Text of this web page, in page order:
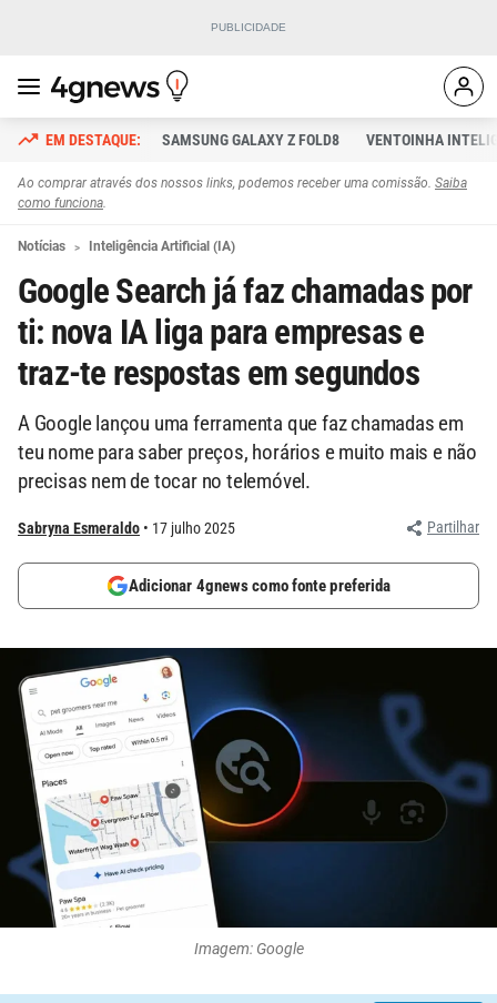
SAMSUNG GALAXY Z FOLD8 VENTOINHA
Ao comprar através dos nossos links, podemos receber uma comissão. Saiba
como funciona.
Notícias Inteligência Artificial (IA)
Google Search já faz chamadas por
ti: nova IA liga para empresas e
traz-te respostas em segundos
A Google lançou uma ferramenta que faz chamadas em
teu nome para saber preços, horários e muito mais e não
precisas nem de tocar no telemóvel.
Sabryna Esmeraldo 17 julho 2025 Partilhar
Adicionar 4gnews como fonte preferida
Imagem: Google